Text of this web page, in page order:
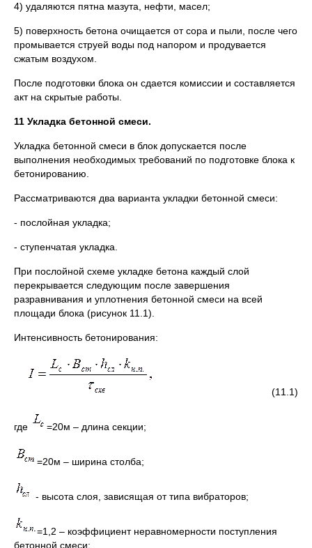
4) удаляются пятна мазута, нефти, масел;
5) поверхность бетона очищается от сора и пыли, после чего
промывается струей воды под напором и продувается
сжатым воздухом.
После подготовки блока он сдается комиссии и составляется
акт на скрытые работы.
11 Укладка бетонной смеси.
Укладка бетонной смеси в блок допускается после
выполнения необходимых требований по подготовке блока к
бетонированию.
Рассматриваются два варианта укладки бетонной смеси:
- послойная укладка;
- ступенчатая укладка.
При послойной схеме укладке бетона каждый слой
перекрывается следующим после завершения
разравнивания и уплотнения бетонной смеси на всей
площади блока (рисунок 11.1).
Интенсивность бетонирования:
(11.1)
где =20м – длина секции;
=20м – ширина столба;
- высота слоя, зависящая от типа вибраторов;
=1,2 – коэффициент неравномерности поступления
бетонной смеси;